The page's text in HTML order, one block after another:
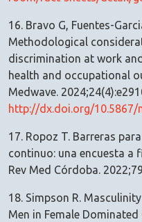
16. Bravo G, Fuentes-
Methodological
discrimination at work
health and occupational
Medwave.
http://dx.doi.org/10.5867/
17. Ropoz T. Barreras
continuo: una encuesta a
Rev Med Córdoba.
18. Simpson R.
Men in Female